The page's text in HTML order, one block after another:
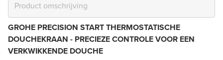
GROHE PRECISION START THERMOSTATISCHE
DOUCHEKRAAN - PRECIEZE CONTROLE VOOR EEN
VERKWIKKENDE DOUCHE